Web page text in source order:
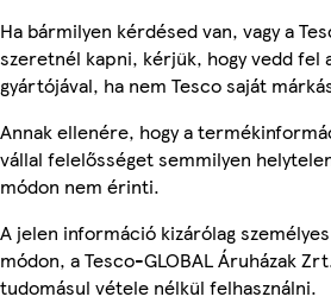
Ha bármilyen kérdésed van, vagy a
szeretnél kapni, kérjük, hogy vedd fel
gyártójával, ha nem Tesco saját
Annak ellenére, hogy a
vállal felelősséget semmilyen
módon nem érinti.
A jelen információ kizárólag
módon, a Tesco-GLOBAL Áruházak
tudomásul vétele nélkül felhasználni.